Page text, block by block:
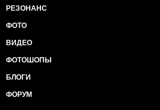
РЕЗОНАНС
ФОТО
ВИДЕО
ФОТОШОПЫ
БЛОГИ
ФОРУМ